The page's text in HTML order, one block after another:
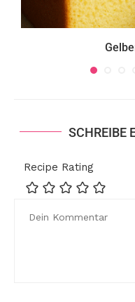
SCHREIBE
Recipe Rating